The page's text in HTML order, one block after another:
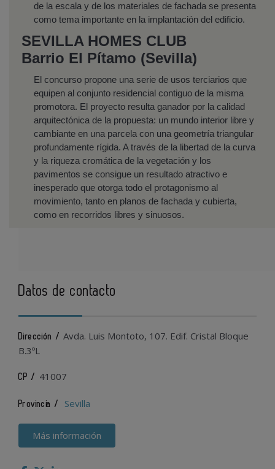
de la escala y de los materiales de fachada se presenta
como tema importante en la implantación del edificio.
SEVILLA HOMES CLUB
Barrio El Pítamo (Sevilla)
El concurso propone una serie de usos terciarios que
equipen al conjunto residencial contiguo de la misma
promotora. El proyecto resulta ganador por la calidad
arquitectónica de la propuesta: un mundo interior libre y
cambiante en una parcela con una geometría triangular
profundamente rígida. A través de la libertad de la curva
y la riqueza cromática de la vegetación y los
pavimentos se consigue un resultado atractivo e
inesperado que otorga todo el protagonismo al
movimiento, tanto en planos de fachada y cubierta,
como en recorridos libres y sinuosos.
Datos de contacto
Dirección / Avda. Luis Montoto, 107. Edif. Cristal Bloque
B.3ºL
CP / 41007
Provincia / Sevilla
Más información